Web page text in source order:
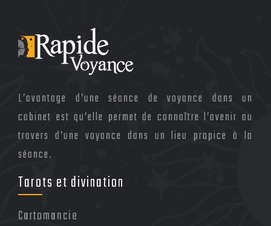
L’avantage d’une séance de voyance dans un
cabinet est qu’elle permet de connaître l’avenir au
travers d’une voyance dans un lieu propice à la
séance.
Tarots et divination
Cartomancie